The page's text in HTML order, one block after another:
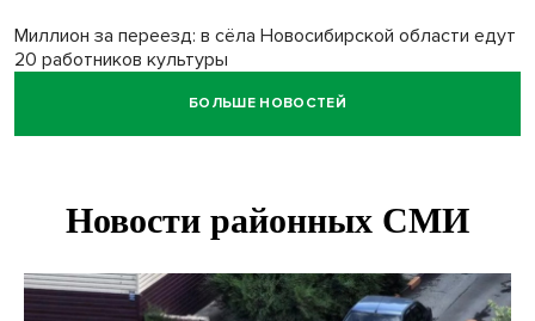
Миллион за переезд: в сёла Новосибирской области едут
20 работников культуры
БОЛЬШЕ НОВОСТЕЙ